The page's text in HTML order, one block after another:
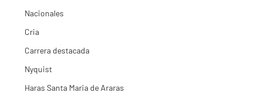
Nacionales
Cria
Carrera destacada
Nyquist
Haras Santa Maria de Araras